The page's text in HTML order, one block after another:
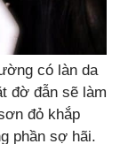
có làn da
đờ đẫn sẽ làm
đỏ khắp
phần sợ hãi.